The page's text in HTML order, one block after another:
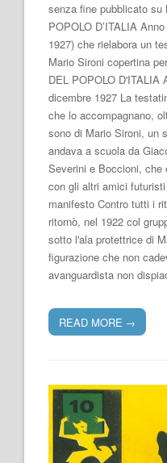
senza fine pubblicato su
POPOLO D’ITALIA
1927) che rielabora un
Mario Sironi copertina
DEL POPOLO D'ITALIA
dicembre 1927 La
che lo accompagnano,
sono di Mario Sironi, un
andava a scuola da
Severini e Boccioni, che
con gli altri amici
manifesto Contro tutti i
ritornò, nel 1922 col
sotto l'ala protettrice di
figurazione che non
avanguardista non
READ MORE →